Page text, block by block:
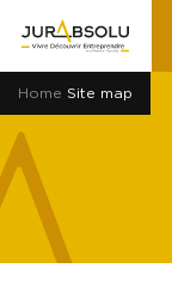
Home Site map